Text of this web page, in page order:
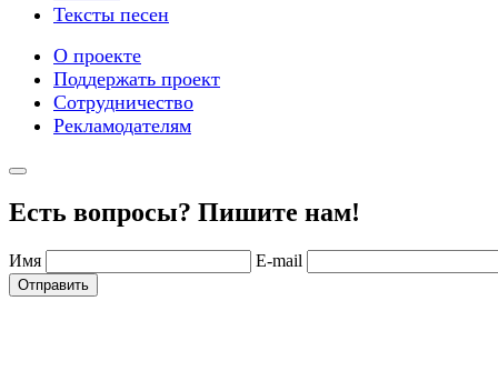
Тексты песен
О проекте
Поддержать проект
Сотрудничество
Рекламодателям
Есть вопросы? Пишите нам!
Имя E-mail